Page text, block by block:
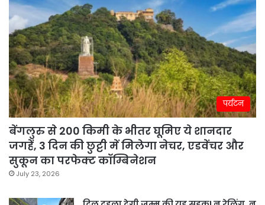
पर्यटन
बेंगलुरु से 200 किमी के भीतर घूमिए ये शानदार
जगहें, 3 दिन की छुट्टी में मिलेगा नेचर, एडवेंचर और
सुकून का परफेक्ट कॉम्बिनेशन
July 23, 2026